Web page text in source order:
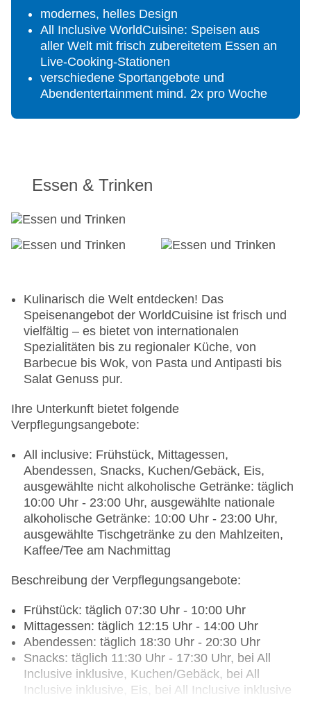
modernes, helles Design
All Inclusive WorldCuisine: Speisen aus
aller Welt mit frisch zubereitetem Essen an
Live-Cooking-Stationen
verschiedene Sportangebote und
Abendentertainment mind. 2x pro Woche
Essen & Trinken
Kulinarisch die Welt entdecken! Das
Speisenangebot der WorldCuisine ist frisch und
vielfältig – es bietet von internationalen
Spezialitäten bis zu regionaler Küche, von
Barbecue bis Wok, von Pasta und Antipasti bis
Salat Genuss pur.
Ihre Unterkunft bietet folgende
Verpflegungsangebote:
All inclusive: Frühstück, Mittagessen,
Abendessen, Snacks, Kuchen/Gebäck, Eis,
ausgewählte nicht alkoholische Getränke: täglich
10:00 Uhr - 23:00 Uhr, ausgewählte nationale
alkoholische Getränke: 10:00 Uhr - 23:00 Uhr,
ausgewählte Tischgetränke zu den Mahlzeiten,
Kaffee/Tee am Nachmittag
Beschreibung der Verpflegungsangebote:
Frühstück: täglich 07:30 Uhr - 10:00 Uhr
Mittagessen: täglich 12:15 Uhr - 14:00 Uhr
Abendessen: täglich 18:30 Uhr - 20:30 Uhr
Snacks: täglich 11:30 Uhr - 17:30 Uhr, bei All
Inclusive inklusive, Kuchen/Gebäck, bei All
Inclusive inklusive, Eis, bei All Inclusive inklusive